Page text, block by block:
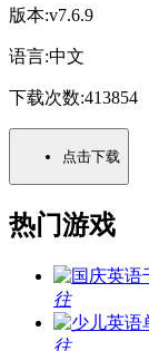
版本:v7.6.9
语言:中文
下载次数:413854
点击下载
热门游戏
往
往